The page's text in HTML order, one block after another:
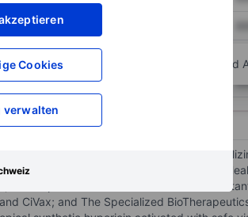
Cookiesum Zugriff auf mehr Diagramm- und
It focuses on developing and
business segments namely: The Public
a therapeutic candidate for antibiotic
CiVax; and The Specialized